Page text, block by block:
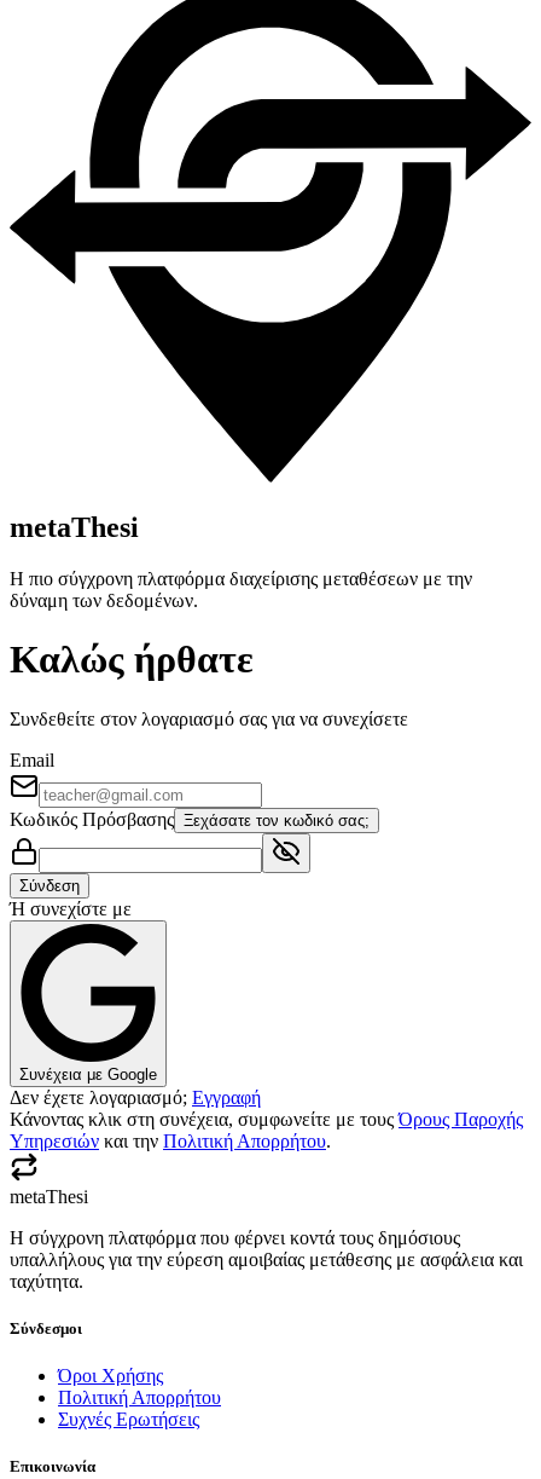
metaThesi
Η πιο σύγχρονη πλατφόρμα διαχείρισης μεταθέσεων με την
δύναμη των δεδομένων.
Καλώς ήρθατε
Συνδεθείτε στον λογαριασμό σας για να συνεχίσετε
Email
Κωδικός Πρόσβασης Ξεχάσατε τον κωδικό σας;
Σύνδεση
Ή συνεχίστε με
Συνέχεια με Google
Δεν έχετε λογαριασμό; Εγγραφή
Κάνοντας κλικ στη συνέχεια, συμφωνείτε με τουςΌρους Παροχής
Υπηρεσιών και την Πολιτική Απορρήτου.
metaThesi
Η σύγχρονη πλατφόρμα που φέρνει κοντά τους δημόσιους
υπαλλήλους για την εύρεση αμοιβαίας μετάθεσης με ασφάλεια και
ταχύτητα.
Σύνδεσμοι
Όροι Χρήσης
Πολιτική Απορρήτου
Συχνές Ερωτήσεις
Επικοινωνία